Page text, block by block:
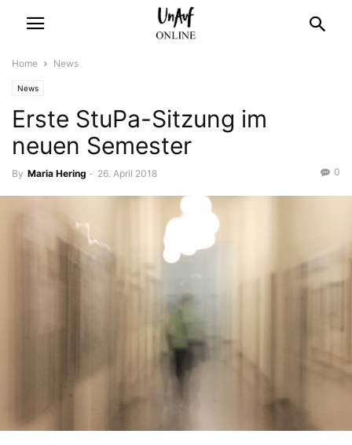
Home News
News
Erste StuPa-Sitzung im
neuen Semester
By Maria Hering - 26. April 2018 0